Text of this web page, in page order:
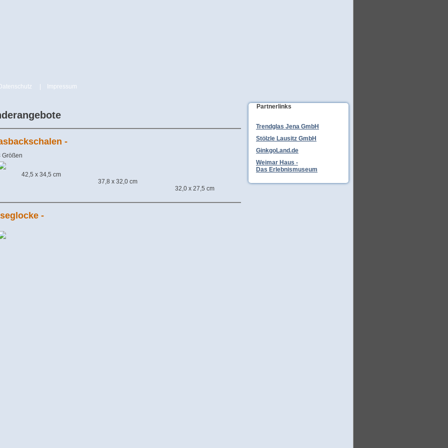
Impressum
-
Größen
42,5 x 34,5 cm
37,8 x 32,0 cm
32,0 x 27,5 cm
-
Partnerlinks
Trendglas Jena GmbH
Stölzle Lausitz GmbH
GinkgoLand.de
Weimar Haus -
Das Erlebnismuseum